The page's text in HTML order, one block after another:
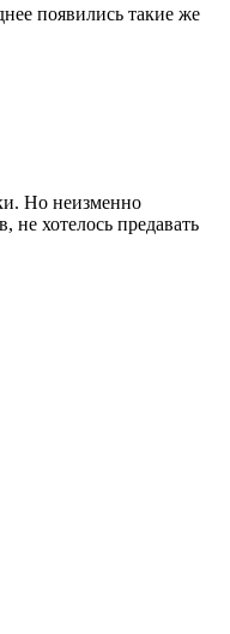
появились такие же
Но неизменно
не хотелось предавать